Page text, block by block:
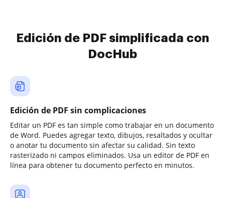
Edición de PDF simplificada con
DocHub
Edición de PDF sin complicaciones
Editar un PDF es tan simple como trabajar en un documento
de Word. Puedes agregar texto, dibujos, resaltados y ocultar
o anotar tu documento sin afectar su calidad. Sin texto
rasterizado ni campos eliminados. Usa un editor de PDF en
línea para obtener tu documento perfecto en minutos.